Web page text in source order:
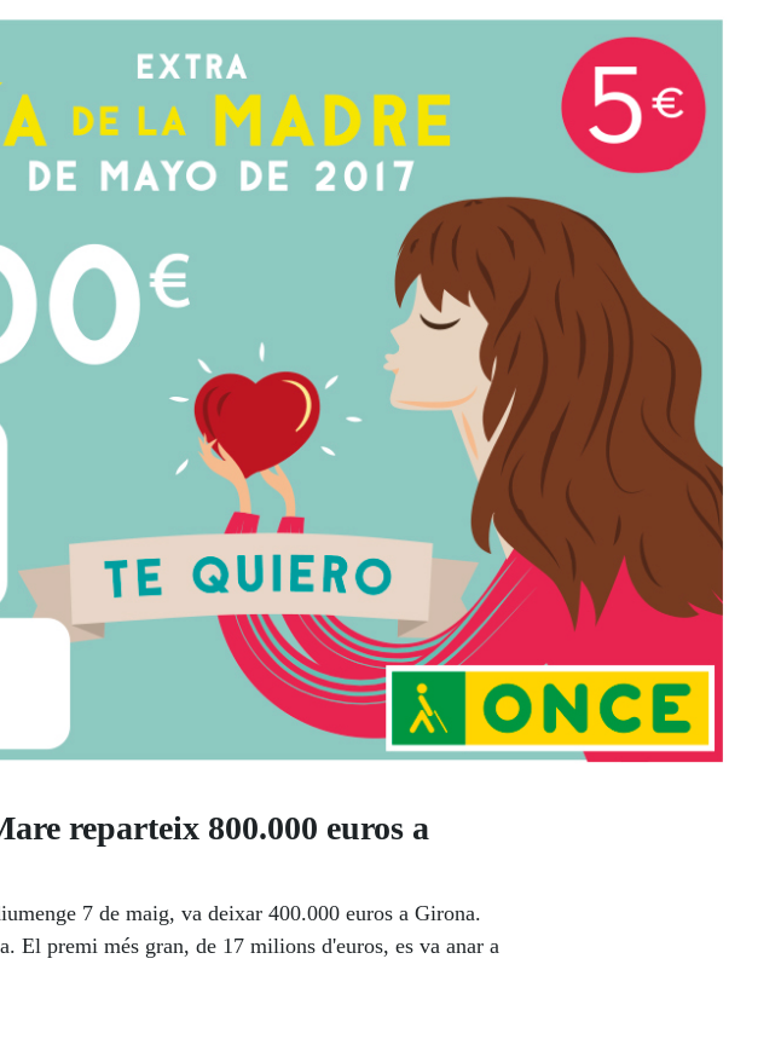
A la portada
reparteix 800.000 euros a
7 de maig, va deixar 400.000 euros a Girona.
El premi més gran, de 17 milions d'euros, es va anar a